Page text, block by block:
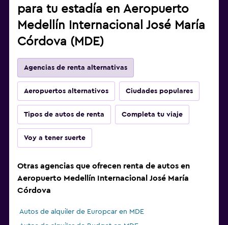
para tu estadía en Aeropuerto
Medellín Internacional José María
Córdova (MDE)
Agencias de renta alternativas
Aeropuertos alternativos Ciudades populares
Tipos de autos de renta Completa tu viaje
Voy a tener suerte
Otras agencias que ofrecen renta de autos en
Aeropuerto Medellín Internacional José María
Córdova
Autos de alquiler de Europcar en MDE